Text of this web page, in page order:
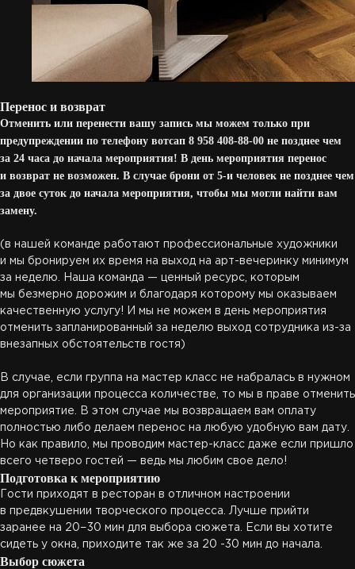
Перенос и возврат
Отменить или перенести вашу запись мы можем только при
предупреждении по телефону вотсап 8 958 408-88-00 не позднее чем
за 24 часа до начала мероприятия! В день мероприятия перенос
и возврат не возможен. В случае брони от 5-и человек не позднее чем
за двое суток до начала мероприятия, чтобы мы могли найти вам
замену.
(в нашей команде работают профессиональные художники
и мы бронируем их время на выход на арт-вечеринку минимум
за неделю. Наша команда — ценный ресурс, которым
мы безмерно дорожим и благодаря которому мы оказываем
качественную услугу! И мы не можем в день мероприятия
отменить запланированный за неделю выход сотрудника из-за
внезапных обстоятельств гостя)
В случае, если группа на мастер класс не набралась в нужном
для организации процесса количестве, то мы в праве отменить
мероприятие. В этом случае мы возвращаем вам оплату
полностью либо делаем перенос на любую удобную вам дату.
Но как правило, мы проводим мастер-класс даже если пришло
всего четверо гостей — ведь мы любим свое дело!
Подготовка к мероприятию
Гости приходят в ресторан в отличном настроении
в предвкушении творческого процесса. Лучше прийти
заранее на 20−30 мин для выбора сюжета. Если вы хотите
сидеть у окна, приходите так же за 20 -30 мин до начала.
Выбор сюжета